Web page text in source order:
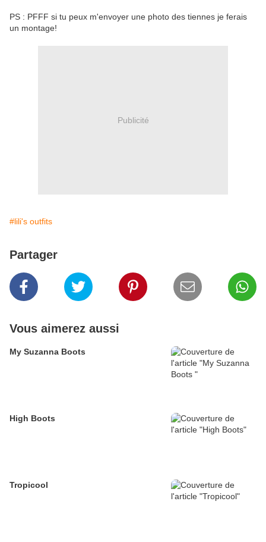
PS : PFFF si tu peux m'envoyer une photo des tiennes je ferais
un montage!
Publicité
#lili's outfits
Partager
Vous aimerez aussi
My Suzanna Boots
High Boots
Tropicool